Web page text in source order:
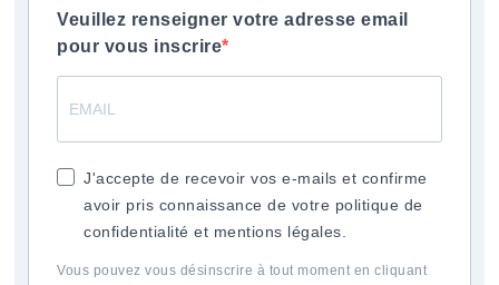
Veuillez renseigner votre adresse email
pour vous inscrire
J'accepte de recevoir vos e-mails et confirme
avoir pris connaissance de votre politique de
confidentialité et mentions légales.
Vous pouvez vous désinscrire à tout moment en cliquant